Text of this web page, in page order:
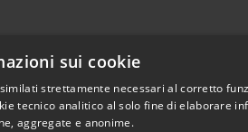
sui cookie
strettamente necessari al corretto
tecnico analitico al solo fine di elaborare
aggregate e anonime.